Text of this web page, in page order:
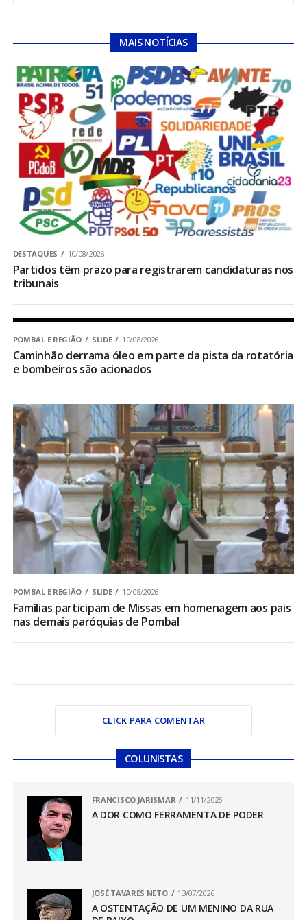
MAIS NOTÍCIAS
DESTAQUES 10/08/2026
Partidos têm prazo para registrarem candidaturas nos
tribunais
POMBAL E REGIÃO SLIDE 10/08/2026
Caminhão derrama óleo em parte da pista da rotatória
e bombeiros são acionados
POMBAL E REGIÃO SLIDE 10/08/2026
Famílias participam de Missas em homenagem aos pais
nas demais paróquias de Pombal
CLICK PARA COMENTAR
COLUNISTAS
FRANCISCO JARISMAR 11/11/2025
A DOR COMO FERRAMENTA DE PODER
JOSÉ TAVARES NETO 13/07/2026
A OSTENTAÇÃO DE UM MENINO DA RUA